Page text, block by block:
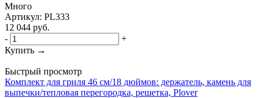
Много
Артикул: PL333
12 044 руб.
-
+
Купить →
Быстрый просмотр
Комплект для гриля 46 см/18 дюймов: держатель, камень для
выпечки/тепловая перегородка, решетка, Plover